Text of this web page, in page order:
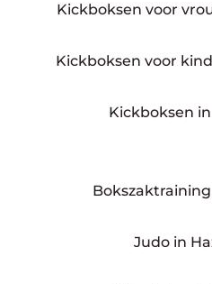
Kickboksen voor
Kickboksen voor
Kickboksen
Judo in